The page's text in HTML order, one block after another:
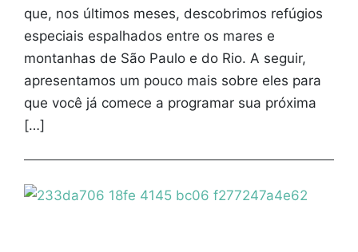
que, nos últimos meses, descobrimos refúgios
especiais espalhados entre os mares e
montanhas de São Paulo e do Rio. A seguir,
apresentamos um pouco mais sobre eles para
que você já comece a programar sua próxima
[…]